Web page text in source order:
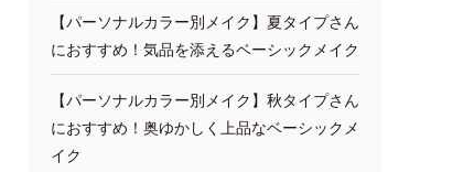
【パーソナルカラー別メイク】夏タイプさん
におすすめ！気品を添えるベーシックメイク
【パーソナルカラー別メイク】秋タイプさん
におすすめ！奥ゆかしく上品なベーシックメ
イク